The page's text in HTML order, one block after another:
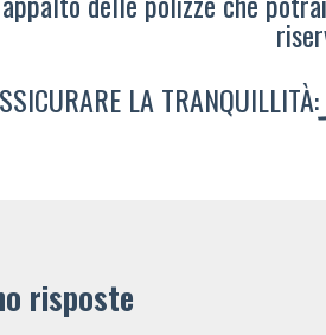
LA TRANQUILLITÀ:
risposte